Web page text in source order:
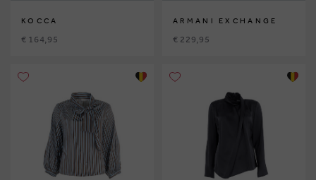
KOCCA
€ 164,95
ARMANI EXCHANGE
€ 229,95